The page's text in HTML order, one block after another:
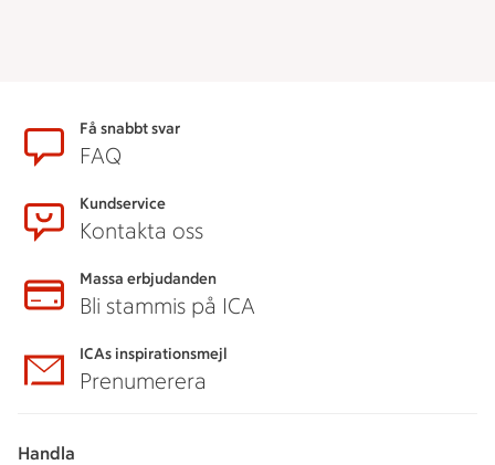
SidfotFå snabbt svar
FAQ
Kundservice
Kontakta oss
Massa erbjudanden
Bli stammis på ICA
ICAs inspirationsmejl
Prenumerera
Handla